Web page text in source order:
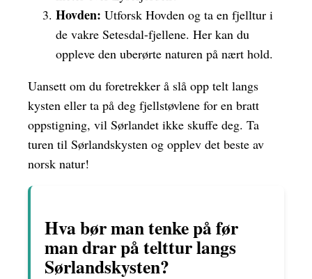
Hovden: Utforsk Hovden og ta en fjelltur i
de vakre Setesdal-fjellene. Her kan du
oppleve den uberørte naturen på nært hold.
Uansett om du foretrekker å slå opp telt langs
kysten eller ta på deg fjellstøvlene for en bratt
oppstigning, vil Sørlandet ikke skuffe deg. Ta
turen til Sørlandskysten og opplev det beste av
norsk natur!
Hva bør man tenke på før
man drar på telttur langs
Sørlandskysten?